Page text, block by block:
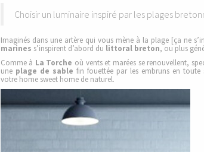
Choisir un luminaire inspiré par les plages
Imaginés dans une artère qui vous mène à la plage [ça ne
marines s’inspirent d’abord du littoral breton, ou plus
Comme à La Torche où vents et marées se renouvellent,
une plage de sable fin fouettée par les embruns en
votre home sweet home de naturel.